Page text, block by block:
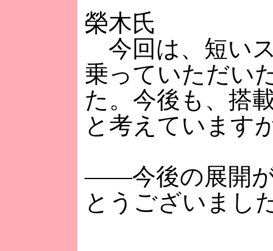
榮木氏
今回は、短い
乗っていただい
た。今後も、搭
と考えています
――今後の展開が
とうございまし